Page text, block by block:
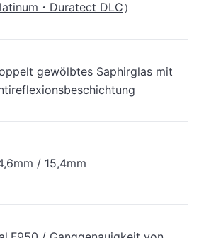
・Duratect DLC）
gewölbtes Saphirglas mit
/ 15,4mm